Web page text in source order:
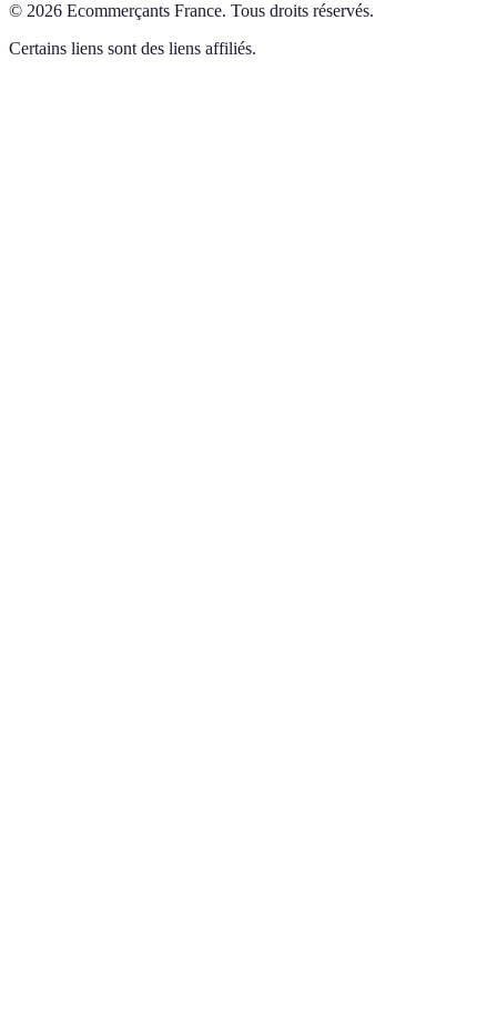
© 2026 Ecommerçants France. Tous droits réservés.
Certains liens sont des liens affiliés.